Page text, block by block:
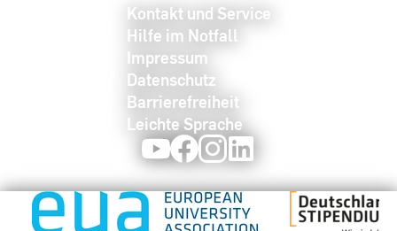
Kontakt und Service
Hilfe im Notfall
Impressum
Datenschutz
Barrierefreiheit
Leichte Sprache
YoutubeFacebookInstagram